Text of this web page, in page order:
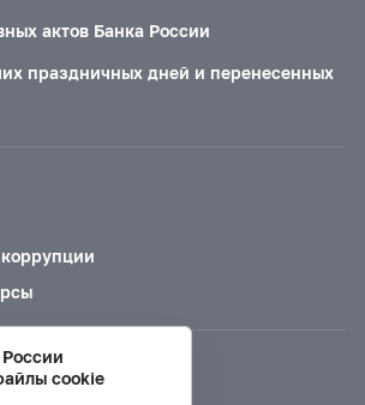
актов Банка России
праздничных дней и перенесенных
cookie